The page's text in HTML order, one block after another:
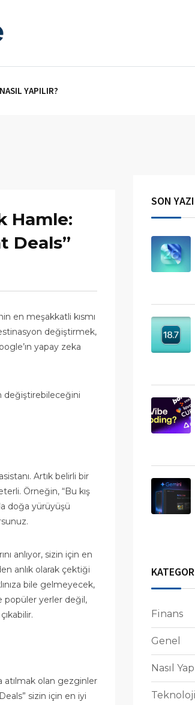
NASIL YAPILIR?
Hamle:
Deals”
en meşakkatli kısmı
değiştirmek,
yapay zeka
değiştirebileceğini
Artık belirli bir
Örneğin, “Bu kış
doğa yürüyüşü
anlıyor, sizin için en
anlık olarak çektiği
bile gelmeyecek,
popüler yerler değil,
atılmak olan gezginler
sizin için en iyi
SON
Finans
Genel
Nasıl
Teknoloji